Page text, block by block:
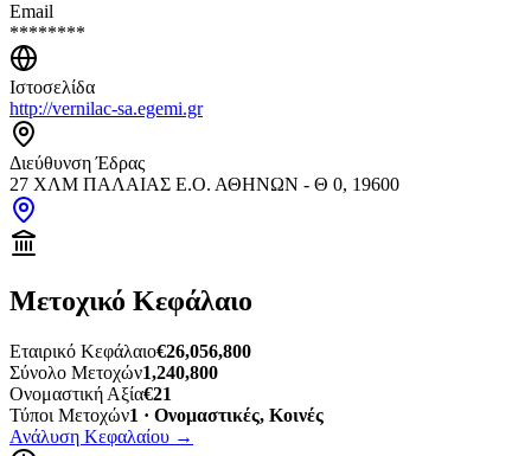
Email
********
Ιστοσελίδα
http://vernilac-sa.egemi.gr
Διεύθυνση Έδρας
27 ΧΛΜ ΠΑΛΑΙΑΣ Ε.Ο. ΑΘΗΝΩΝ - Θ 0, 19600
Μετοχικό Κεφάλαιο
Εταιρικό Κεφάλαιο€26,056,800
Σύνολο Μετοχών1,240,800
Ονομαστική Αξία€21
Τύποι Μετοχών1 · Ονομαστικές, Κοινές
Ανάλυση Κεφαλαίου →